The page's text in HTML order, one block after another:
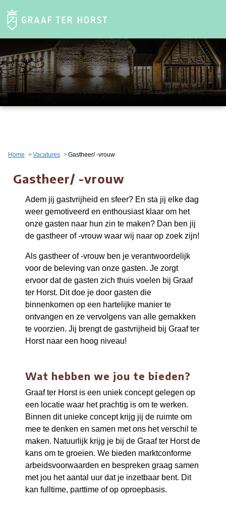
Home Vacatures Gastheer/ -vrouw
Gastheer/ -vrouw
Adem jij gastvrijheid en sfeer? En sta jij elke dag
weer gemotiveerd en enthousiast klaar om het
onze gasten naar hun zin te maken? Dan ben jij
de gastheer of -vrouw waar wij naar op zoek zijn!
Als gastheer of -vrouw ben je verantwoordelijk
voor de beleving van onze gasten. Je zorgt
ervoor dat de gasten zich thuis voelen bij Graaf
ter Horst. Dit doe je door gasten die
binnenkomen op een hartelijke manier te
ontvangen en ze vervolgens van alle gemakken
te voorzien. Jij brengt de gastvrijheid bij Graaf ter
Horst naar een hoog niveau!
Wat hebben we jou te bieden?
Graaf ter Horst is een uniek concept gelegen op
een locatie waar het prachtig is om te werken.
Binnen dit unieke concept krijg jij de ruimte om
mee te denken en samen met ons het verschil te
maken. Natuurlijk krijg je bij de Graaf ter Horst de
kans om te groeien. We bieden marktconforme
arbeidsvoorwaarden en bespreken graag samen
met jou het aantal uur dat je inzetbaar bent. Dit
kan fulltime, parttime of op oproepbasis.